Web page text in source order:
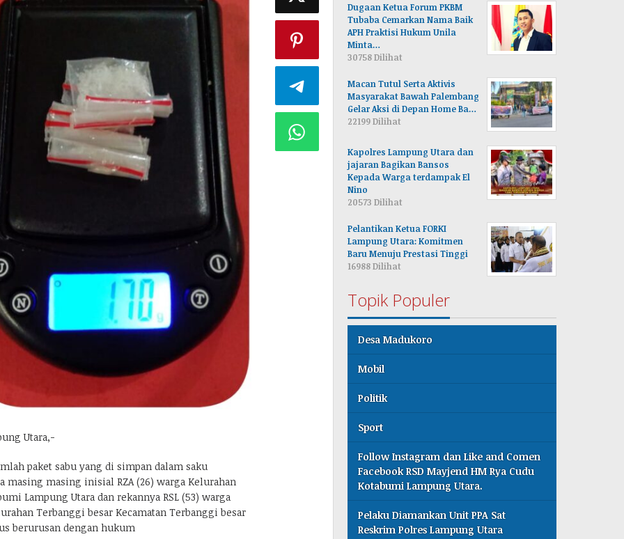
Utara,-
paket sabu yang di simpan dalam saku
masing masing inisial RZA (26) warga Kelurahan
Lampung Utara dan rekannya RSL (53) warga
Terbanggi besar Kecamatan Terbanggi besar
berurusan dengan hukum
Dugaan Ketua Forum PKBM
Tubaba Cemarkan Nama Baik
APH Praktisi Hukum Unila
Minta…
30758 Dilihat
Macan Tutul Serta Aktivis
Masyarakat Bawah Palembang
Gelar Aksi di Depan Home Ba…
22199 Dilihat
Kapolres Lampung Utara dan
jajaran Bagikan Bansos
Kepada Warga terdampak El
Nino
20573 Dilihat
Pelantikan Ketua FORKI
Lampung Utara: Komitmen
Baru Menuju Prestasi Tinggi
16988 Dilihat
Topik Populer
Desa Madukoro
Mobil
Politik
Sport
Follow Instagram dan Like and Comen
Facebook RSD Mayjend HM Rya Cudu
Kotabumi Lampung Utara.
Pelaku Diamankan Unit PPA Sat
Reskrim Polres Lampung Utara